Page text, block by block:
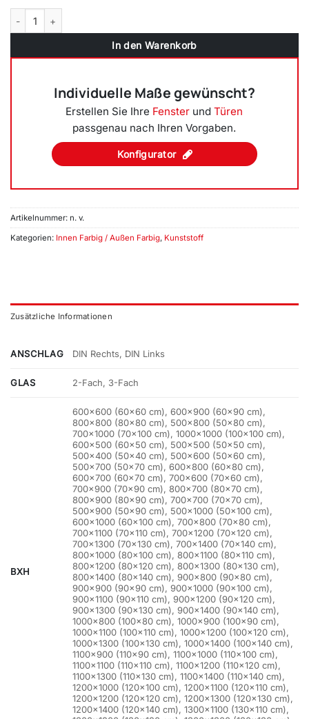
Kunststofffenster Schiefergrau Glatt (Innen und Außen) Dreh Kipp
In den Warenkorb
Individuelle Maße gewünscht?
Erstellen Sie Ihre Fenster undTüren
passgenau nach Ihren Vorgaben.
Konfigurator
Artikelnummer: n. v.
Kategorien: Innen Farbig / Außen Farbig, Kunststoff
Zusätzliche Informationen
ANSCHLAG DIN Rechts, DIN Links
GLAS 2-Fach, 3-Fach
BXH
600×600 (60×60 cm), 600×900 (60×90 cm),
800×800 (80×80 cm), 500×800 (50×80 cm),
700×1000 (70×100 cm), 1000×1000 (100×100 cm),
600×500 (60×50 cm), 500×500 (50×50 cm),
500×400 (50×40 cm), 500×600 (50×60 cm),
500×700 (50×70 cm), 600×800 (60×80 cm),
600×700 (60×70 cm), 700×600 (70×60 cm),
700×900 (70×90 cm), 800×700 (80×70 cm),
800×900 (80×90 cm), 700×700 (70×70 cm),
500×900 (50×90 cm), 500×1000 (50×100 cm),
600×1000 (60×100 cm), 700×800 (70×80 cm),
700×1100 (70×110 cm), 700×1200 (70×120 cm),
700×1300 (70×130 cm), 700×1400 (70×140 cm),
800×1000 (80×100 cm), 800×1100 (80×110 cm),
800×1200 (80×120 cm), 800×1300 (80×130 cm),
800×1400 (80×140 cm), 900×800 (90×80 cm),
900×900 (90×90 cm), 900×1000 (90×100 cm),
900×1100 (90×110 cm), 900×1200 (90×120 cm),
900×1300 (90×130 cm), 900×1400 (90×140 cm),
1000×800 (100×80 cm), 1000×900 (100×90 cm),
1000×1100 (100×110 cm), 1000×1200 (100×120 cm),
1000×1300 (100×130 cm), 1000×1400 (100×140 cm),
1100×900 (110×90 cm), 1100×1000 (110×100 cm),
1100×1100 (110×110 cm), 1100×1200 (110×120 cm),
1100×1300 (110×130 cm), 1100×1400 (110×140 cm),
1200×1000 (120×100 cm), 1200×1100 (120×110 cm),
1200×1200 (120×120 cm), 1200×1300 (120×130 cm),
1200×1400 (120×140 cm), 1300×1100 (130×110 cm),